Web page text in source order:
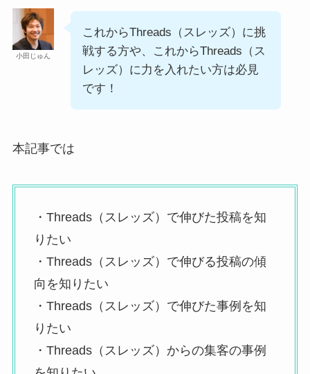
小田じゅん
これからThreads（スレッズ）に挑
戦する方や、これからThreads（ス
レッズ）に力を入れたい方は必見
です！
本記事では
・Threads（スレッズ）で伸びた投稿を知
りたい
・Threads（スレッズ）で伸びる投稿の傾
向を知りたい
・Threads（スレッズ）で伸びた事例を知
りたい
・Threads（スレッズ）からの集客の事例